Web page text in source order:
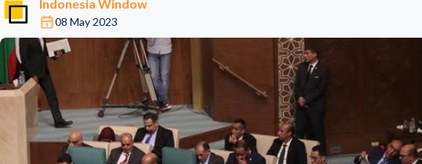
Indonesia Window
08 May 2023